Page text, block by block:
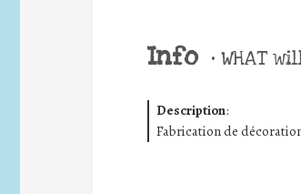
Info • WHAT
Description:
Fabrication de